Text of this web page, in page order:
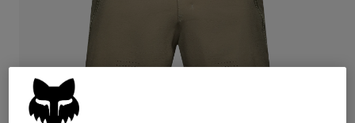
Hosen
Kurze Hosen
Jacken
Hosen
Handschuhe
Jacken
Alle anzeigen
Damen
Socken
Alle anzeigen